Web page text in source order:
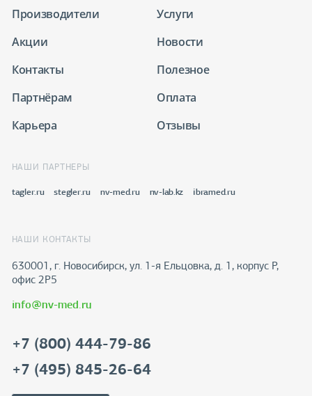
Производители
Услуги
Акции
Новости
Контакты
Полезное
Партнёрам
Оплата
Карьера
Отзывы
НАШИ ПАРТНЕРЫ
tagler.ru stegler.ru nv-med.ru nv-lab.kz ibramed.ru
НАШИ КОНТАКТЫ
630001, г. Новосибирск, ул. 1-я Ельцовка, д. 1, корпус Р,
офис 2Р5
info@nv-med.ru
+7 (800) 444-79-86
+7 (495) 845-26-64